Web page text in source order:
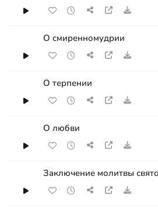
О смиренномудрии
О терпении
О любви
Заключение молитвы